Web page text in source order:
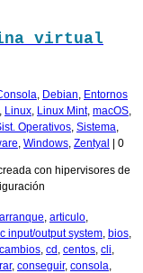
virtual
Debian Entornos
Linux Linux Mint, macOS
Operativos Sistema
Windows Zentyal | 0
con hipervisores de
arranque articulo
input/output system bios
cambios cd centos cli
, conseguir, consola